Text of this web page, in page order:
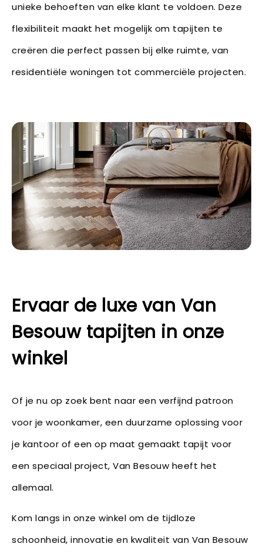
unieke behoeften van elke klant te voldoen. Deze
flexibiliteit maakt het mogelijk om tapijten te
creëren die perfect passen bij elke ruimte, van
residentiële woningen tot commerciële projecten.
Ervaar de luxe van Van
Besouw tapijten in onze
winkel
Of je nu op zoek bent naar een verfijnd patroon
voor je woonkamer, een duurzame oplossing voor
je kantoor of een op maat gemaakt tapijt voor
een speciaal project, Van Besouw heeft het
allemaal.
Kom langs in onze winkel om de tijdloze
schoonheid, innovatie en kwaliteit van Van Besouw